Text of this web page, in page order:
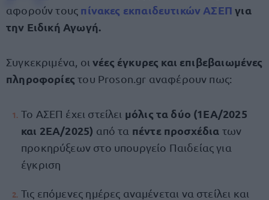
αφορούν τους πίνακες εκπαιδευτικών ΑΣΕΠ για
την Ειδική Αγωγή.
Συγκεκριμένα, οινέες έγκυρες και επιβεβαιωμένες
πληροφορίες του Proson.gr αναφέρουν πως:
Το ΑΣΕΠ έχει στείλει μόλις τα δύο (1ΕΑ/2025
και 2ΕΑ/2025) από τα πέντε προσχέδια των
προκηρύξεων στο υπουργείο Παιδείας για
έγκριση
Τις επόμενες ημέρες αναμένεται να στείλει και